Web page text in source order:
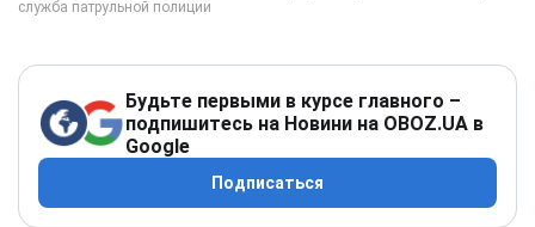
Будьте первыми в курсе главного –
подпишитесь на Новини на OBOZ.UA в
Google
Подписаться